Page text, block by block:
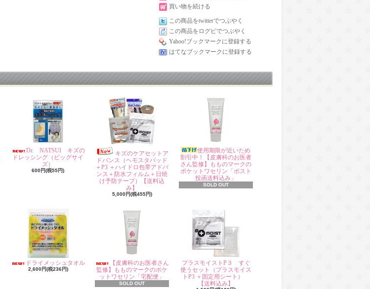
買い物を続ける
この商品をtwitterでつぶやく
この商品をログピでつぶやく
Yahoo!ブックマークに登録する
はてなブックマークに登録する
Dr. NATSUI キズの
ドレッシング（ビッグサイ
ズ）
600円(税55円)
キズのケアセットア
ドバンス（ヘモスタパッド
＋P3 ＋ハイドロ包帯アドバ
ンス＋防水フィルム＋日焼
け予防テープ）【送料込
み】
5,000円(税455円)
使用期限が近いため
割引中！【皮膚科のお医者
さん監修】もものマークの
ポケットワセリン「ポスト
投函送料込み」
SOLD OUT
ドライメッシュタオル
2,600円(税236円)
【皮膚科のお医者さん
監修】もものマークのポケ
ットワセリン「宅配便」
SOLD OUT
プラスモイストP３ すぐ
使うセット（プラスモイス
トP3 ＋固定用シート）
【送料込み】